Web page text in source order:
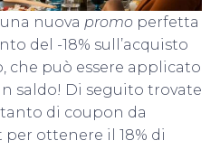
nuova promo perfetta
del -18% sull’acquisto
che può essere applicato
saldo! Di seguito trovate
di coupon da
ottenere il 18% di